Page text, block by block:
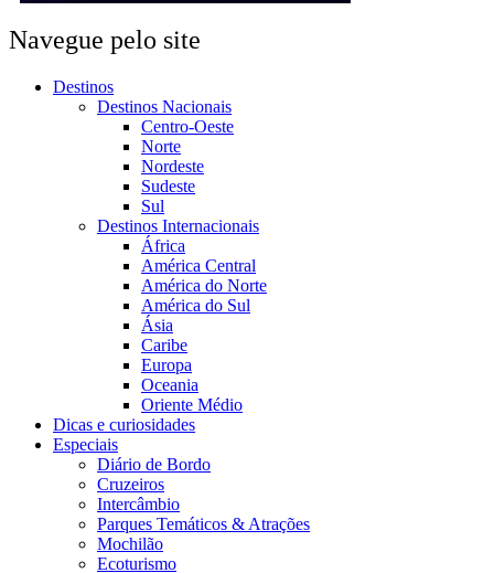
Navegue pelo site
Destinos
Destinos Nacionais
Centro-Oeste
Norte
Nordeste
Sudeste
Sul
Destinos Internacionais
África
América Central
América do Norte
América do Sul
Ásia
Caribe
Europa
Oceania
Oriente Médio
Dicas e curiosidades
Especiais
Diário de Bordo
Cruzeiros
Intercâmbio
Parques Temáticos & Atrações
Mochilão
Ecoturismo